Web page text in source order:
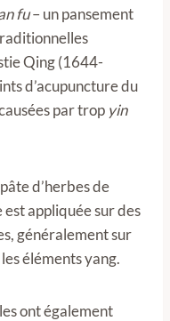
fu– un pansement
Qing (1644-
d’acupuncture du
par trop yin
d’herbes de
est appliquée sur des
généralement sur
éléments yang.
ont également